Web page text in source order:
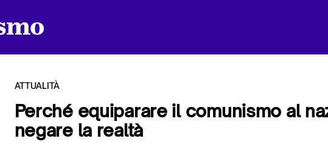
ATTUALITÀ
Perché equiparare il comunismo al
negare la realtà